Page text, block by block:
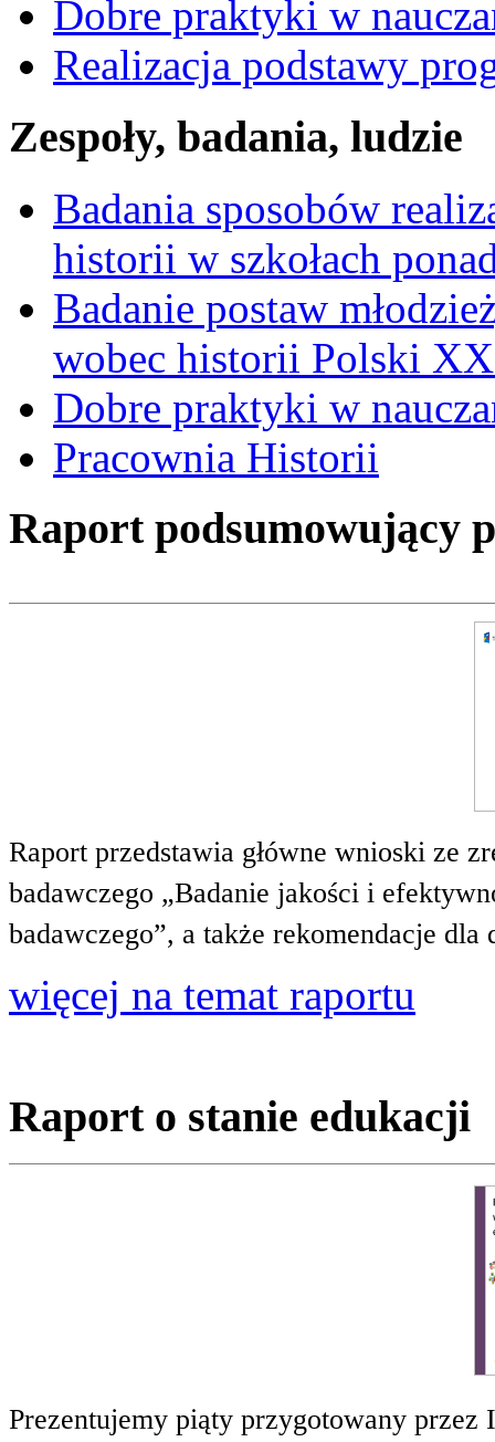
Dobre praktyki w
Realizacja podstawy
Zespoły, badania, ludzie
Badania sposobów
historii w szkołach
Badanie postaw
wobec historii Polski
Dobre praktyki w
Pracownia Historii
Raport podsumowujący
Raport przedstawia główne wnioski ze
badawczego „Badanie jakości i
badawczego”, a także rekomendacje
więcej na temat raportu
Raport o stanie edukacji
Prezentujemy piąty przygotowany